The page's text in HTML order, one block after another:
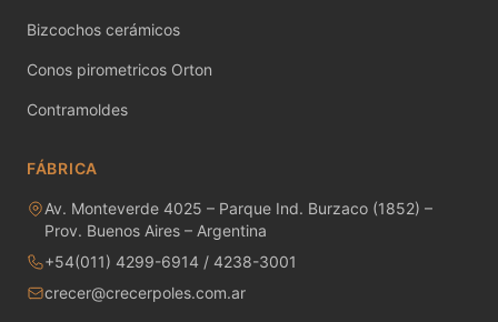
MAYCO POTTERY CASCADES
MAYCO RAKU GLAZES
MAYCO RAPID ROLL
MAYCO SNOW GEMS
MAYCO SPECIALTY GLAZES
Bizcochos cerámicos
Conos pirometricos Orton
Contramoldes
FÁBRICA
Av. Monteverde 4025 – Parque Ind. Burzaco (1852) –
Prov. Buenos Aires – Argentina
+54(011) 4299-6914 / 4238-3001
crecer@crecerpoles.com.ar